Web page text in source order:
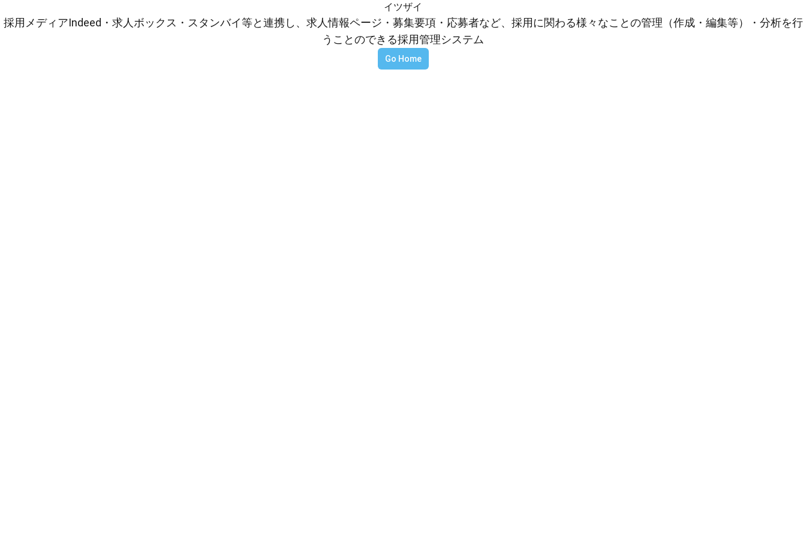
イツザイ
採用メディアIndeed・求人ボックス・スタンバイ等と連携し、求人情報ページ・募集要項・応募者など、採用に関わる様々なことの管理（作成・編集等）・分析を行
うことのできる採用管理システム
Go Home